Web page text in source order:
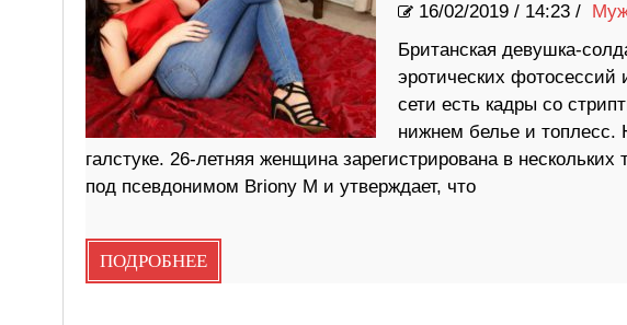
16/02/2019/ 14:23 /
Британская девушка-
эротических
сети есть кадры со
нижнем белье и топлесс.
галстуке. 26-летняя женщина зарегистрирована в
под псевдонимом Briony M и утверждает, что
ПОДРОБНЕЕ